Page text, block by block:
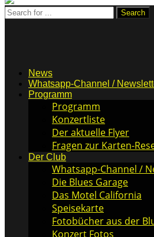
News
Whatsapp-Channel /
Programm
Programm
Konzertliste
Der aktuelle Flyer
Fragen zur Karten-
Der Club
Whatsapp-Channel /
Die Blues Garage
Das Motel California
Speisekarte
Fotobücher aus der
Konzert Fotos